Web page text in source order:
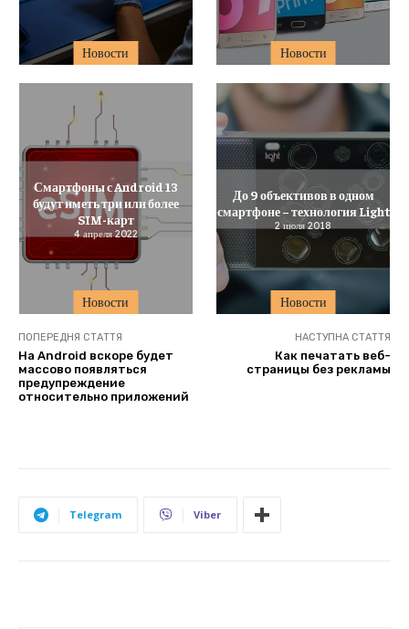
Новости Новости
Новости
Смартфоны с Android 13
будут иметь три или более
SIM-карт
4 апреля 2022
Новости
До 9 объективов в одном
смартфоне – технология Light
2 июля 2018
ПОПЕРЕДНЯ СТАТТЯ
На Android вскоре будет
массово появляться
предупреждение
относительно приложений
НАСТУПНА СТАТТЯ
Как печатать веб-
страницы без рекламы
Telegram Viber